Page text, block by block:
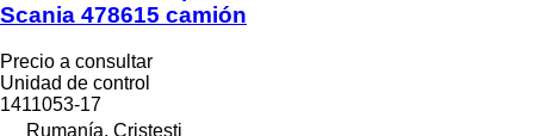
Scania 478615 camión
Precio a consultar
Unidad de control
1411053-17
Rumanía, Cristesti